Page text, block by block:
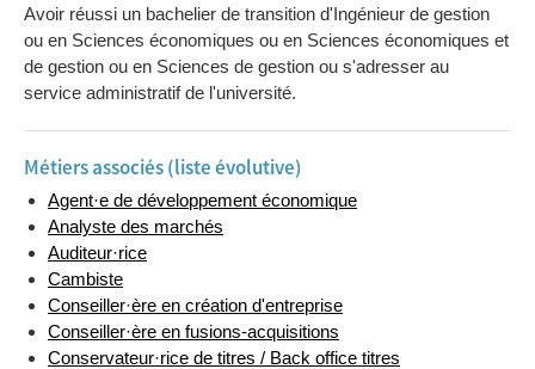
Avoir réussi un bachelier de transition d'Ingénieur de gestion
ou en Sciences économiques ou en Sciences économiques et
de gestion ou en Sciences de gestion ou s'adresser au
service administratif de l'université.
Métiers associés (liste évolutive)
Agent·e de développement économique
Analyste des marchés
Auditeur·rice
Cambiste
Conseiller·ère en création d'entreprise
Conseiller·ère en fusions-acquisitions
Conservateur·rice de titres / Back office titres